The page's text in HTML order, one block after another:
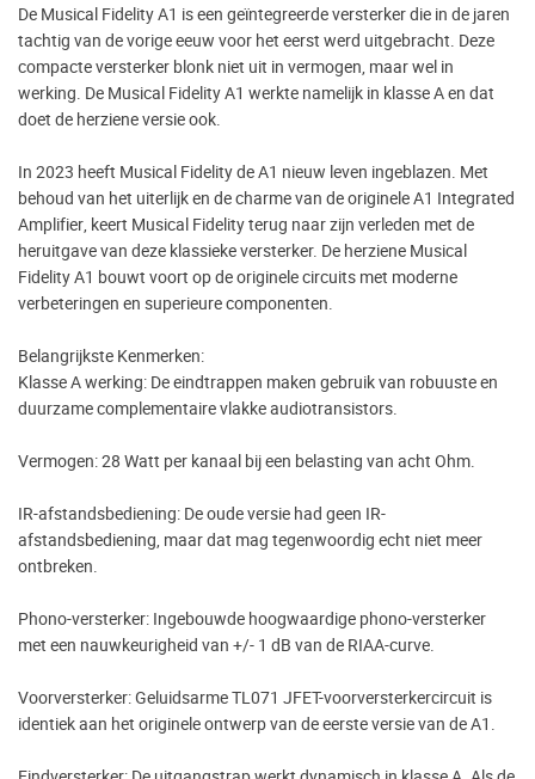
De Musical Fidelity A1 is een geïntegreerde versterker die in de jaren
tachtig van de vorige eeuw voor het eerst werd uitgebracht. Deze
compacte versterker blonk niet uit in vermogen, maar wel in
werking. De Musical Fidelity A1 werkte namelijk in klasse A en dat
doet de herziene versie ook.
In 2023 heeft Musical Fidelity de A1 nieuw leven ingeblazen. Met
behoud van het uiterlijk en de charme van de originele A1 Integrated
Amplifier, keert Musical Fidelity terug naar zijn verleden met de
heruitgave van deze klassieke versterker. De herziene Musical
Fidelity A1 bouwt voort op de originele circuits met moderne
verbeteringen en superieure componenten.
Belangrijkste Kenmerken:
Klasse A werking: De eindtrappen maken gebruik van robuuste en
duurzame complementaire vlakke audiotransistors.
Vermogen: 28 Watt per kanaal bij een belasting van acht Ohm.
IR-afstandsbediening: De oude versie had geen IR-
afstandsbediening, maar dat mag tegenwoordig echt niet meer
ontbreken.
Phono-versterker: Ingebouwde hoogwaardige phono-versterker
met een nauwkeurigheid van +/- 1 dB van de RIAA-curve.
Voorversterker: Geluidsarme TL071 JFET-voorversterkercircuit is
identiek aan het originele ontwerp van de eerste versie van de A1.